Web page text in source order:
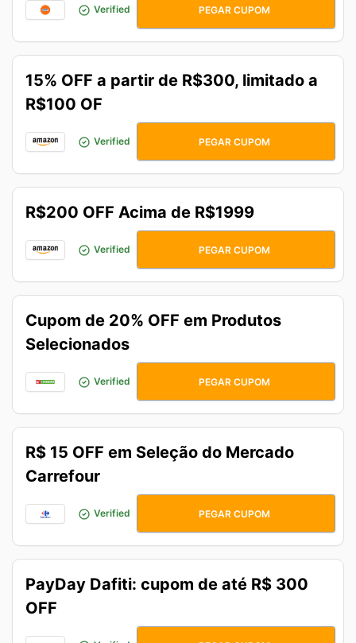
Verified HARD5OFF
PEGAR CUPOM
15% OFF a partir de R$300, limitado a
R$100 OF
Verified TIMEPRIME
PEGAR CUPOM
R$200 OFF Acima de R$1999
Verified CORREPRIME
PEGAR CUPOM
Cupom de 20% OFF em Produtos
Selecionados
Verified CENTAURO20
PEGAR CUPOM
R$ 15 OFF em Seleção do Mercado
Carrefour
Verified Nahoracrf15
PEGAR CUPOM
PayDay Dafiti: cupom de até R$ 300
OFF